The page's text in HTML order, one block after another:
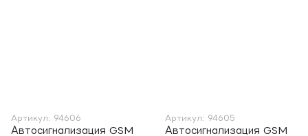
Артикул: 94606
Автосигнализация GSM
Артикул: 94605
Автосигнализация GSM